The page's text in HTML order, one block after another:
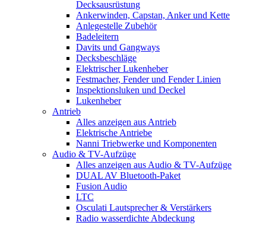
Decksausrüstung
Ankerwinden, Capstan, Anker und Kette
Anlegestelle Zubehör
Badeleitern
Davits und Gangways
Decksbeschläge
Elektrischer Lukenheber
Festmacher, Fender und Fender Linien
Inspektionsluken und Deckel
Lukenheber
Antrieb
Alles anzeigen aus Antrieb
Elektrische Antriebe
Nanni Triebwerke und Komponenten
Audio & TV-Aufzüge
Alles anzeigen aus Audio & TV-Aufzüge
DUAL AV Bluetooth-Paket
Fusion Audio
LTC
Osculati Lautsprecher & Verstärkers
Radio wasserdichte Abdeckung